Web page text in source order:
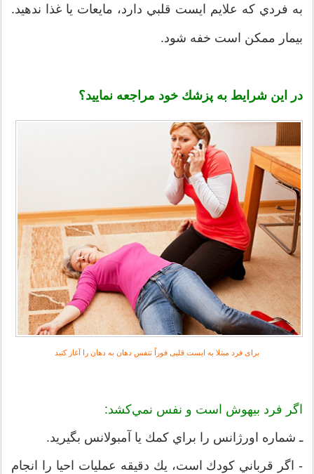
به‌ فردي‌ كه‌ علايم‌ ايست‌ قلبي‌ دارد، مايعات‌ يا غذا ندهيد.
بيمار ممكن‌ است‌ خفه‌ شود.
در اين‌ شرايط‌ به‌ پزشك‌ خود مراجعه‌ نماييد؟
برای فرد مبتلا به ایست قلبی فوراً تنفس‌ دهان‌ به‌ دهان‌ را آغاز كنيد
اگر فرد بيهوش‌ است‌ و نفس‌ نمي‌كشد:
ـ شماره‌ اورژانس‌ را براي‌ كمك‌ يا آمبولانس‌ بگيريد.
- اگر قرباني‌ كودك‌ است‌، يك‌ دقيقه‌ عمليات‌ احيا را انجام‌